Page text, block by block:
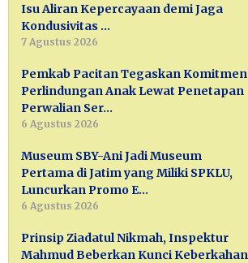
Isu Aliran Kepercayaan demi Jaga
Kondusivitas …
7 Agustus 2026
Pemkab Pacitan Tegaskan Komitmen
Perlindungan Anak Lewat Penetapan
Perwalian Ser…
6 Agustus 2026
Museum SBY-Ani Jadi Museum
Pertama di Jatim yang Miliki SPKLU,
Luncurkan Promo E…
6 Agustus 2026
Prinsip Ziadatul Nikmah, Inspektur
Mahmud Beberkan Kunci Keberkahan